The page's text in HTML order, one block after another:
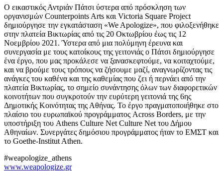
Ο εικαστικός Αντριάν Πάτσι ύστερα από πρόσκληση των
οργανισμών Counterpoints Arts και Victoria Square Project
δημιούργησε την εγκατάσταση «We Apologize», που φιλοξενήθηκε
στην πλατεία Βικτωρίας από τις 20 Οκτωβρίου έως τις 12
Νοεμβρίου 2021. Ύστερα από μια πολύμηνη έρευνα και
συνεργασία με τους κατοίκους της γειτονιάς ο Πάτσι δημιούργησε
ένα έργο, που μας προκάλεσε να ξανασκεφτούμε, να κοιταχτούμε,
και να βρούμε τους τρόπους να ζήσουμε μαζί, αναγνωρίζοντας τις
ανάγκες του καθένα και της καθεμίας που ζει ή περνάει από την
πλατεία Βικτωρίας, το σημείο συνάντησης όλων των διαφορετικών
κοινοτήτων που συγκροτούν την ευρύτερη γειτονιά της 6ης
Δημοτικής Κοινότητας της Αθήνας. To έργο πραγματοποιήθηκε στο
πλαίσιο του ευρωπαϊκού προγράμματος Across Borders, με την
υποστήριξη του Athens Culture Net Culture Net του Δήμου
Αθηναίων. Συνεργάτες δημόσιου προγράμματος ήταν το ΕΜΣΤ και
το Goethe-Institut Athen.
#weapologize_athens
www.weapologize.gr